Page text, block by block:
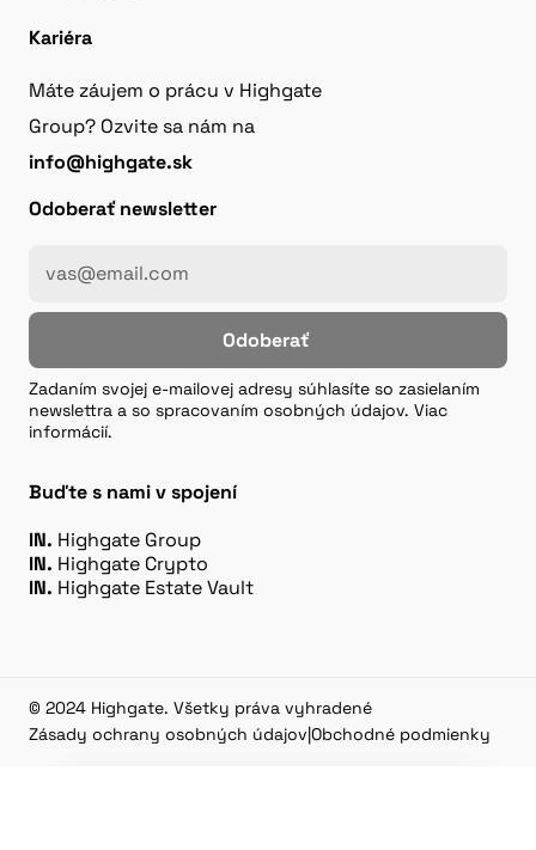
Kariéra
Máte záujem o prácu v Highgate
Group? Ozvite sa nám na
info@highgate.sk
Odoberať newsletter
Odoberať
Zadaním svojej e-mailovej adresy súhlasíte so zasielaním
newslettra a so spracovaním osobných údajov. Viac
informácií.
Buďte s nami v spojení
IN. Highgate Group
IN. Highgate Crypto
IN. Highgate Estate Vault
© 2024 Highgate. Všetky práva vyhradené
Zásady ochrany osobných údajov Obchodné podmienky